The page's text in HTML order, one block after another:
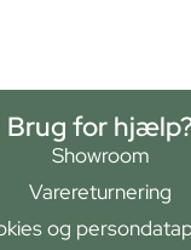
Brug for
Showroom
Varereturnering
og